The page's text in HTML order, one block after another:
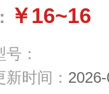
￥16~16
号：
新时间：